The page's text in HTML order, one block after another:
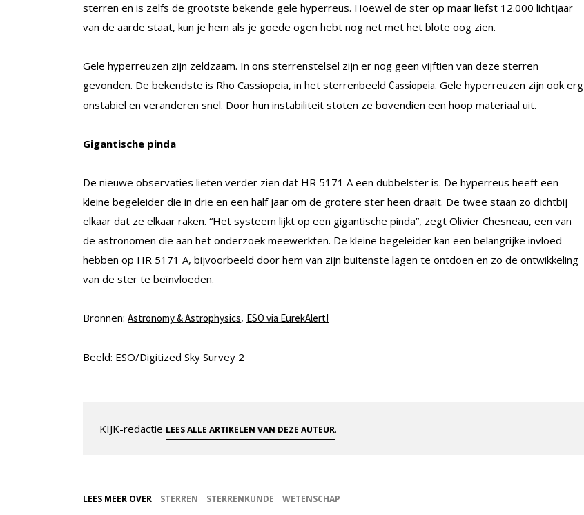
sterren en is zelfs de grootste bekende gele hyperreus. Hoewel de ster op maar liefst 12.000 lichtjaar
van de aarde staat, kun je hem als je goede ogen hebt nog net met het blote oog zien.
Gele hyperreuzen zijn zeldzaam. In ons sterrenstelsel zijn er nog geen vijftien van deze sterren
gevonden. De bekendste is Rho Cassiopeia, in het sterrenbeeld Cassiopeia. Gele hyperreuzen zijn ook erg
onstabiel en veranderen snel. Door hun instabiliteit stoten ze bovendien een hoop materiaal uit.
Gigantische pinda
De nieuwe observaties lieten verder zien dat HR 5171 A een dubbelster is. De hyperreus heeft een
kleine begeleider die in drie en een half jaar om de grotere ster heen draait. De twee staan zo dichtbij
elkaar dat ze elkaar raken. “Het systeem lijkt op een gigantische pinda”, zegt Olivier Chesneau, een van
de astronomen die aan het onderzoek meewerkten. De kleine begeleider kan een belangrijke invloed
hebben op HR 5171 A, bijvoorbeeld door hem van zijn buitenste lagen te ontdoen en zo de ontwikkeling
van de ster te beïnvloeden.
Bronnen: Astronomy & Astrophysics, ESO via EurekAlert!
Beeld: ESO/Digitized Sky Survey 2
KIJK-redactie LEES ALLE ARTIKELEN VAN DEZE AUTEUR.
LEES MEER OVER STERREN STERRENKUNDE WETENSCHAP